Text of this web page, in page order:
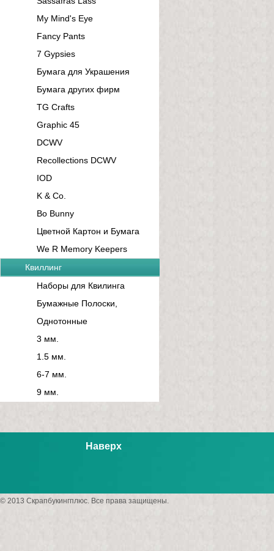
My Mind's Eye
Fancy Pants
7 Gypsies
Бумага для Украшения
Бумага других фирм
TG Crafts
Graphic 45
DCWV
Recollections DCWV
IOD
K & Co.
Bo Bunny
Цветной Картон и Бумага
We R Memory Keepers
Квиллинг
Наборы для Квилинга
Бумажные Полоски,
Однотонные
3 мм.
1.5 мм.
6-7 мм.
9 мм.
Наверх
© 2013 Скрапбукингплюс. Все права защищены.